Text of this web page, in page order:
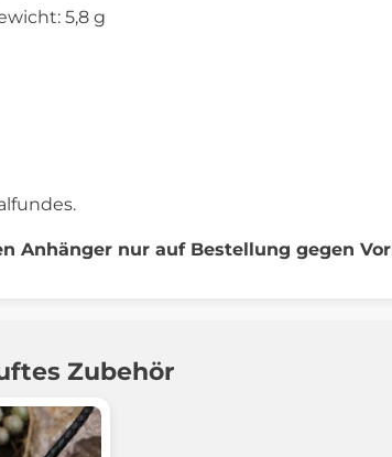
5,8 g
Anhänger nur auf Bestellung gegen
Zubehör